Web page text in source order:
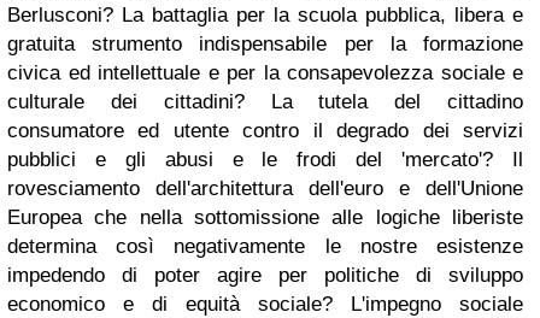
Berlusconi? La battaglia per la scuola pubblica, libera e
gratuita strumento indispensabile per la formazione
civica ed intellettuale e per la consapevolezza sociale e
culturale dei cittadini? La tutela del cittadino
consumatore ed utente contro il degrado dei servizi
pubblici e gli abusi e le frodi del 'mercato'? Il
rovesciamento dell'architettura dell'euro e dell'Unione
Europea che nella sottomissione alle logiche liberiste
determina così negativamente le nostre esistenze
impedendo di poter agire per politiche di sviluppo
economico e di equità sociale? L'impegno sociale